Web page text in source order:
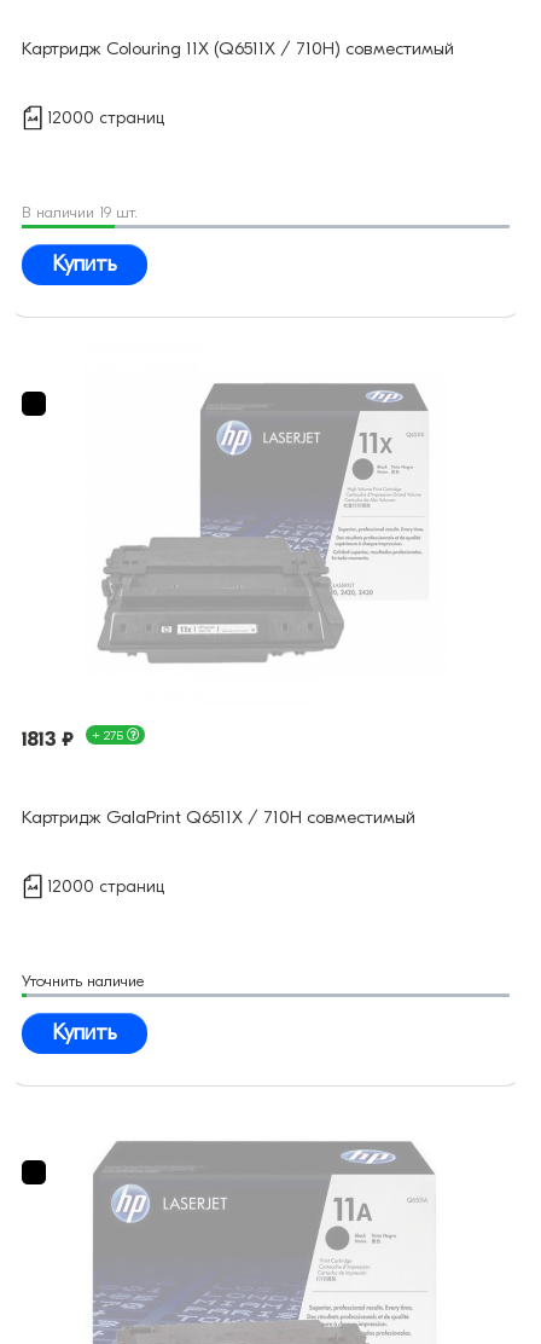
Картридж Colouring 11X (Q6511X / 710H) совместимый
12000 страниц
В наличии 19 шт.
Купить
1813 ₽ + 27Б
Картридж GalaPrint Q6511X / 710H совместимый
12000 страниц
Уточнить наличие
Купить